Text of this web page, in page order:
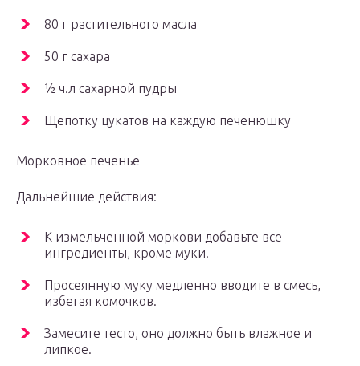
80 г растительного масла
50 г сахара
½ ч.л сахарной пудры
Щепотку цукатов на каждую печенюшку
Морковное печенье
Дальнейшие действия:
К измельченной моркови добавьте все
ингредиенты, кроме муки.
Просеянную муку медленно вводите в смесь,
избегая комочков.
Замесите тесто, оно должно быть влажное и
липкое.